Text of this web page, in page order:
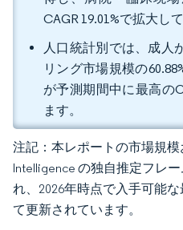
CAGR 19.01%で拡大し
人口統計別では、成人
リング市場規模の
が予測期間中に最高の
ます。
注記：本レポートの市場規
Intelligence の独自推定フレ
れ、2026年時点で入手可能
て更新されています。